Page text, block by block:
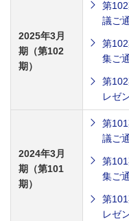
2025年3月
期（第102
期）
第
議ご
第
集ご
第
レゼ
2024年3月
期（第101
期）
第
議ご
第
集ご
第
レゼ